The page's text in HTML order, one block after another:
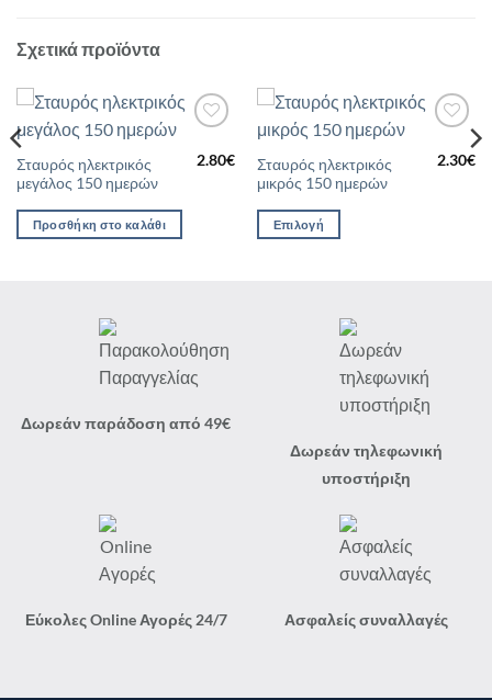
Σχετικά προϊόντα
στη Λίστα
Σταυρός ηλεκτρικός
μεγάλος 150 ημερών
2.80€
Προσθήκη στο καλάθι
στη Λίστα
Σταυρός ηλεκτρικός
μικρός 150 ημερών
2.30€
Επιλογή
Αυτό
το
προϊόν
έχει
προϊόντος
Δωρεάν παράδοση από 49€
Δωρεάν τηλεφωνική
υποστήριξη
Εύκολες Online Αγορές 24/7 Ασφαλείς συναλλαγές